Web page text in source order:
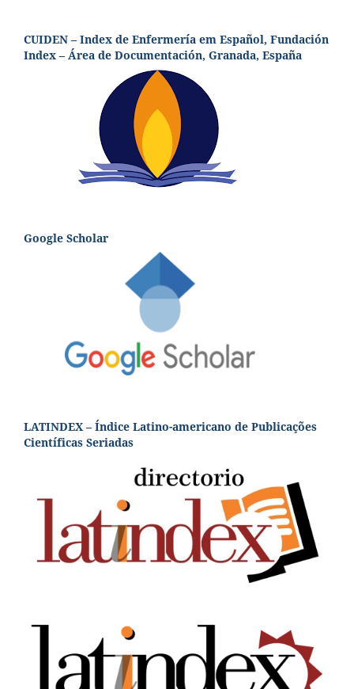
CUIDEN – Index de Enfermería em Español, Fundación
Index – Área de Documentación, Granada, España
Google Scholar
LATINDEX – Índice Latino-americano de Publicações
Científicas Seriadas